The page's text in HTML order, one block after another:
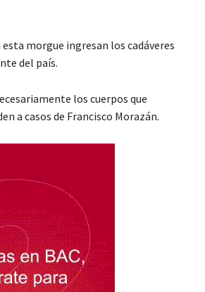
esta morgue ingresan los cadáveres
del país.
los cuerpos que
a casos de Francisco Morazán.